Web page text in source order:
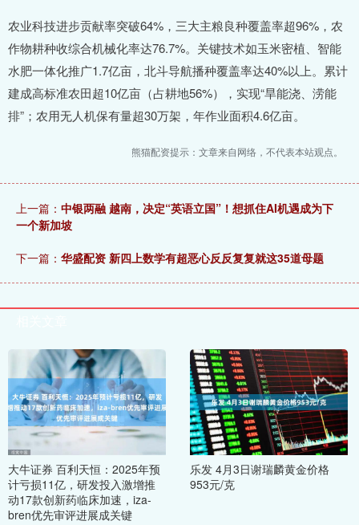
农业科技进步贡献率突破64%，三大主粮良种覆盖率超96%，农
作物耕种收综合机械化率达76.7%。关键技术如玉米密植、智能
水肥一体化推广1.7亿亩，北斗导航播种覆盖率达40%以上。累计
建成高标准农田超10亿亩（占耕地56%），实现“旱能浇、涝能
排”；农用无人机保有量超30万架，年作业面积4.6亿亩。
熊猫配资提示：文章来自网络，不代表本站观点。
上一篇： 中银两融 越南，决定“英语立国”！想抓住AI机遇成为下
一个新加坡
下一篇： 华盛配资 新四上数学有超恶心反反复复就这35道母题
大牛证券 百利天恒：2025年预
计亏损11亿，研发投入激增推
动17款创新药临床加速，iza-
bren优先审评进展成关键
乐发 4月3日谢瑞麟黄金价格
953元/克